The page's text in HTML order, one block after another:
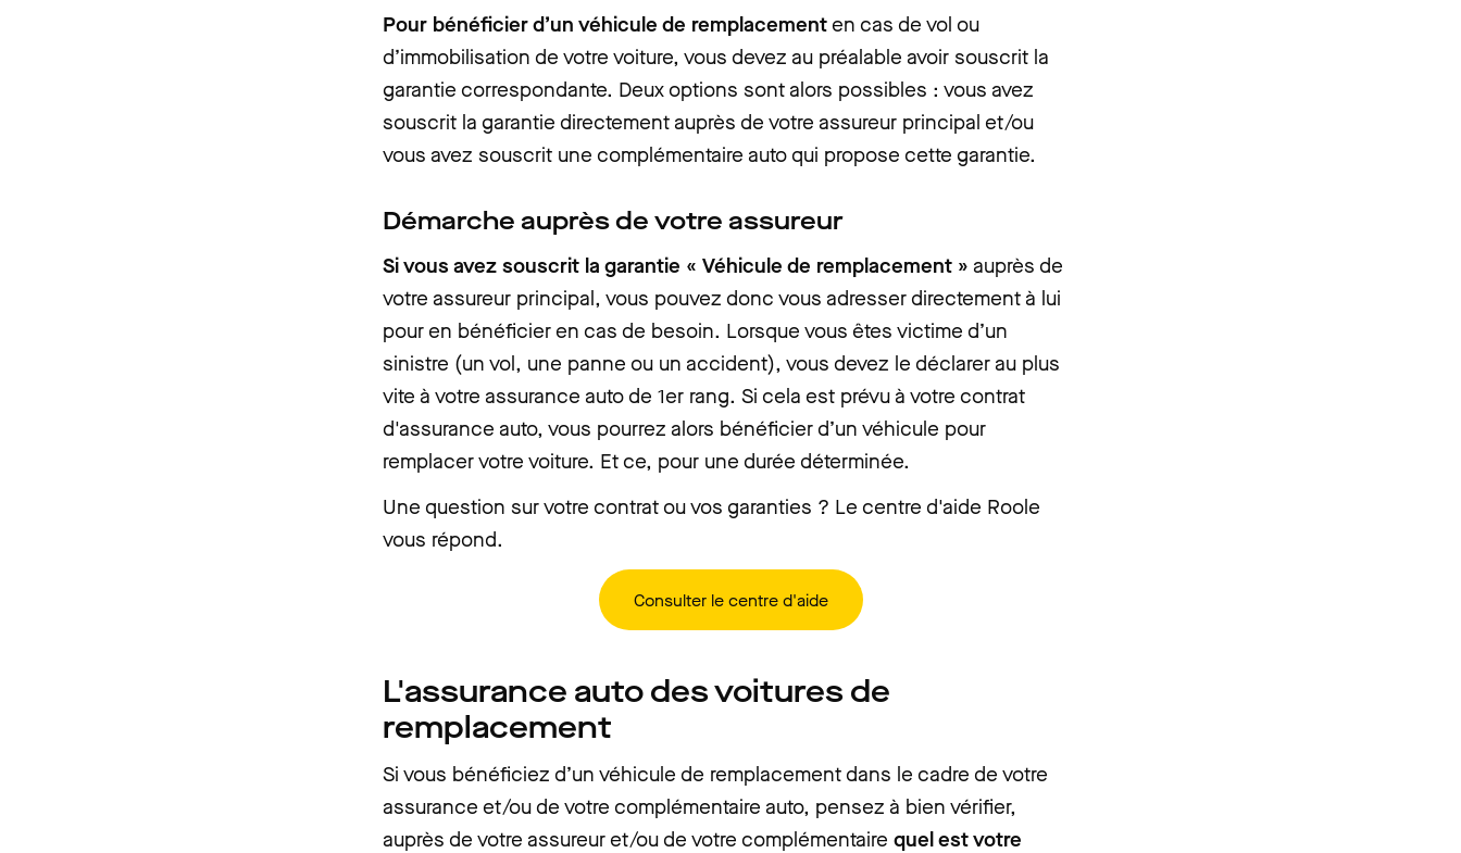
Pour bénéficier d’un véhicule de remplacement en cas de vol ou
d’immobilisation de votre voiture, vous devez au préalable avoir souscrit la
garantie correspondante. Deux options sont alors possibles : vous avez
souscrit la garantie directement auprès de votre assureur principal et/ou
vous avez souscrit une complémentaire auto qui propose cette garantie.
Démarche auprès de votre assureur
Si vous avez souscrit la garantie « Véhicule de remplacement » auprès de
votre assureur principal, vous pouvez donc vous adresser directement à lui
pour en bénéficier en cas de besoin. Lorsque vous êtes victime d’un
sinistre (un vol, une panne ou un accident), vous devez le déclarer au plus
vite à votre assurance auto de 1er rang. Si cela est prévu à votre contrat
d'assurance auto, vous pourrez alors bénéficier d’un véhicule pour
remplacer votre voiture. Et ce, pour une durée déterminée.
Une question sur votre contrat ou vos garanties ? Le centre d'aide Roole
vous répond.
Consulter le centre d'aide
L'assurance auto des voitures de
remplacement
Si vous bénéficiez d’un véhicule de remplacement dans le cadre de votre
assurance et/ou de votre complémentaire auto, pensez à bien vérifier,
auprès de votre assureur et/ou de votre complémentaire quel est votre